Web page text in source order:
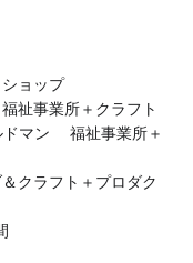
ョップ
祉事業所＋クラフト
ドマン 福祉事業所＋
クラフト＋プロダク